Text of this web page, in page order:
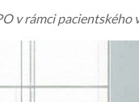
v rámci pacientského